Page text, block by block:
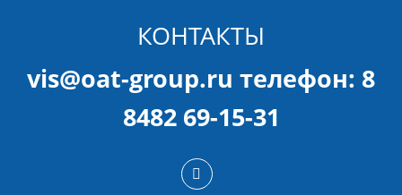
КОНТАКТЫ
vis@oat-group.ru телефон: 8
8482 69-15-31